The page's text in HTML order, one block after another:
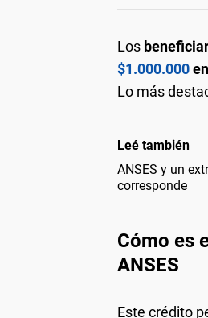
Los
$1.000.000
Lo más
Leé también
ANSES y un
corresponde
Cómo es
ANSES
Este crédito